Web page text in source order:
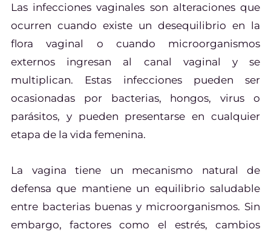
Las infecciones vaginales son alteraciones que
ocurren cuando existe un desequilibrio en la
flora vaginal o cuando microorganismos
externos ingresan al canal vaginal y se
multiplican. Estas infecciones pueden ser
ocasionadas por bacterias, hongos, virus o
parásitos, y pueden presentarse en cualquier
etapa de la vida femenina.
La vagina tiene un mecanismo natural de
defensa que mantiene un equilibrio saludable
entre bacterias buenas y microorganismos. Sin
embargo, factores como el estrés, cambios